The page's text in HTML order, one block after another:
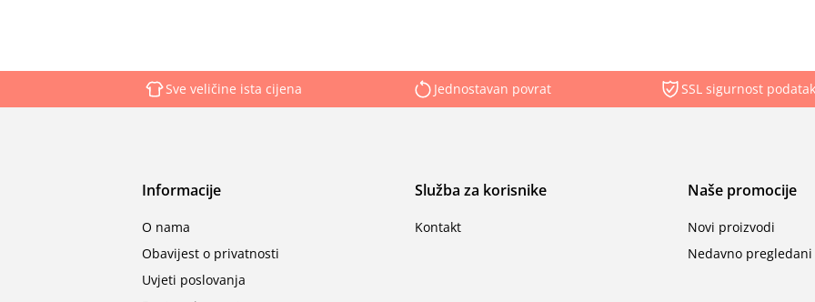
Sve veličine ista cijena Jednostavan povrat SSL sigurnost
Informacije
O nama
Obavijest o privatnosti
Uvjeti poslovanja
Služba za korisnike
Kontakt
Naše promocije
Novi proizvodi
Nedavno